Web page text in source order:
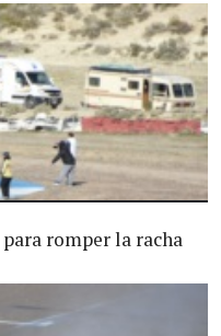
romper la racha